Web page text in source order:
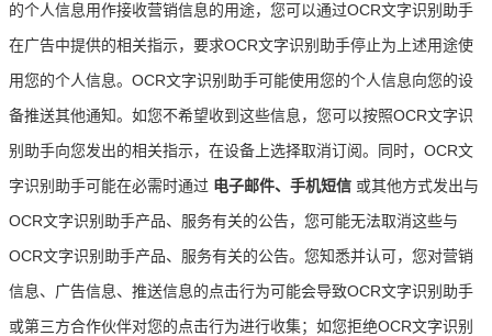
的个人信息用作接收营销信息的用途，您可以通过OCR文字识别助手
在广告中提供的相关指示，要求OCR文字识别助手停止为上述用途使
用您的个人信息。OCR文字识别助手可能使用您的个人信息向您的设
备推送其他通知。如您不希望收到这些信息，您可以按照OCR文字识
别助手向您发出的相关指示，在设备上选择取消订阅。同时，OCR文
字识别助手可能在必需时通过 电子邮件、手机短信 或其他方式发出与
OCR文字识别助手产品、服务有关的公告，您可能无法取消这些与
OCR文字识别助手产品、服务有关的公告。您知悉并认可，您对营销
信息、广告信息、推送信息的点击行为可能会导致OCR文字识别助手
或第三方合作伙伴对您的点击行为进行收集；如您拒绝OCR文字识别